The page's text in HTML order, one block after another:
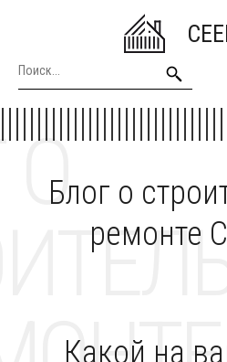
Блог о
ремонте
О
Какой на